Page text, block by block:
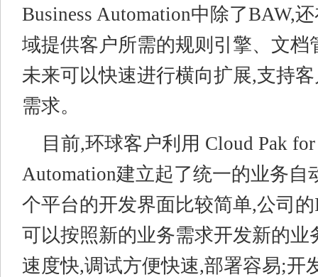
Business Automation中除了BAW,
域提供客户所需的规则引擎、文档
未来可以快速进行横向扩展,支持
需求。
目前,环球客户利用 Cloud Pak for
Automation建立起了统一的业务自
个平台的开发界面比较简单,公司
可以按照新的业务需求开发新的业
速度快,调试方便快速,部署容易;开